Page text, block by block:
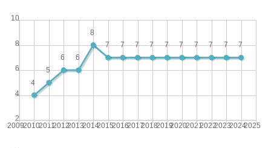
20092010201120122013201420152016201720182019202020212022202320242025
2
4
6
8
10
7
7
7
7
7
7
7
7
7
7
8
6
6
5
4